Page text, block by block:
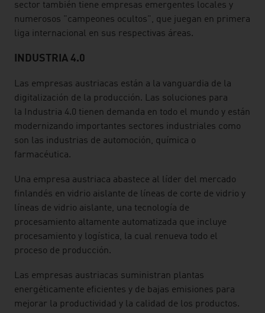
sector también tiene empresas emergentes locales y
numerosos "campeones ocultos", que juegan en primera
liga internacional en sus respectivas áreas.
INDUSTRIA 4.0
Las empresas austriacas están a la vanguardia de la
digitalización de la producción. Las soluciones para
la Industria 4.0 tienen demanda en todo el mundo y están
modernizando importantes sectores industriales como
son las industrias de automoción, química o
farmacéutica.
Una empresa austriaca abastece al líder del mercado
finlandés en vidrio aislante de líneas de corte de vidrio y
líneas de vidrio aislante, una tecnología de
procesamiento altamente automatizada que incluye
procesamiento y logística, la cual renueva todo el
proceso de producción.
Las empresas austriacas suministran plantas
energéticamente eficientes y de bajas emisiones para
mejorar la productividad y la calidad de los productos.